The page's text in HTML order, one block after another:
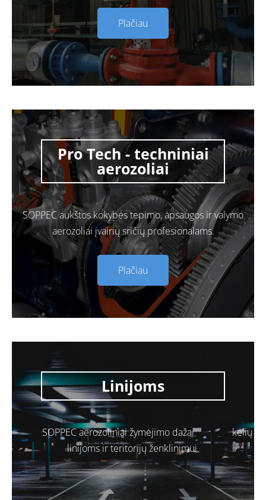
Plačiau
Pro Tech - techniniai
aerozoliai
SOPPEC aukštos kokybės tepimo, apsaugos ir valymo
aerozoliai įvairių sričių profesionalams.
Plačiau
Linijoms
SOPPEC aerozoliniai žymėjimo dažai kelių
linijoms ir teritorijų ženklinimui.